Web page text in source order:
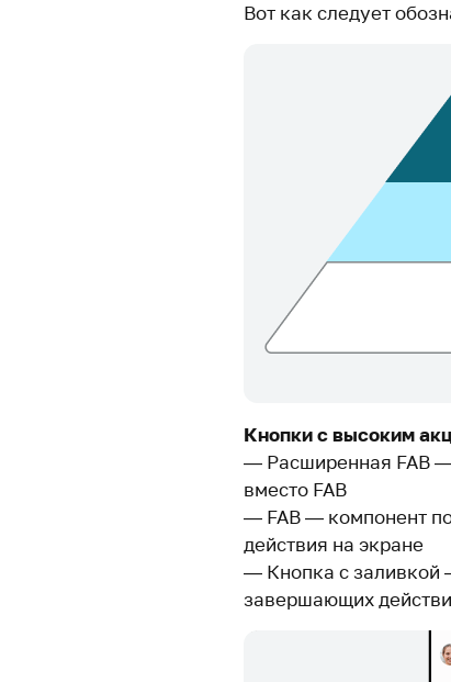
Вот как следует
Кнопки с высоким
— Расширенная FAB —
вместо FAB
— FAB — компонент
действия на экране
— Кнопка с заливкой
завершающих